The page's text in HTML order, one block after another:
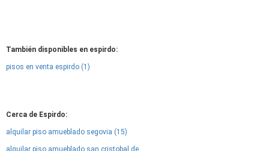
También disponibles en espirdo:
pisos en venta espirdo (1)
Cerca de Espirdo:
alquilar piso amueblado segovia (15)
alquilar piso amueblado san cristobal de